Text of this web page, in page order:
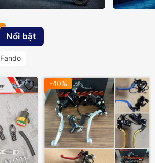
Nổi bật
Fando
-40%